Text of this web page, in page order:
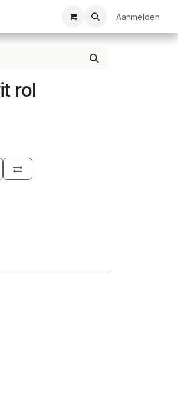
Bedrukkingen Clubkledij
Aanmelden
rol